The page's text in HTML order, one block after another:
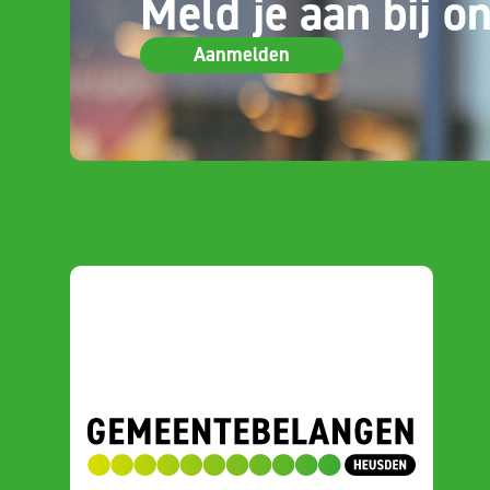
Aanmelden